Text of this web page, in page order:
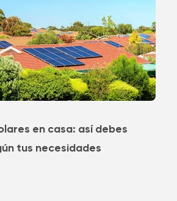
en casa: así debes
tus necesidades